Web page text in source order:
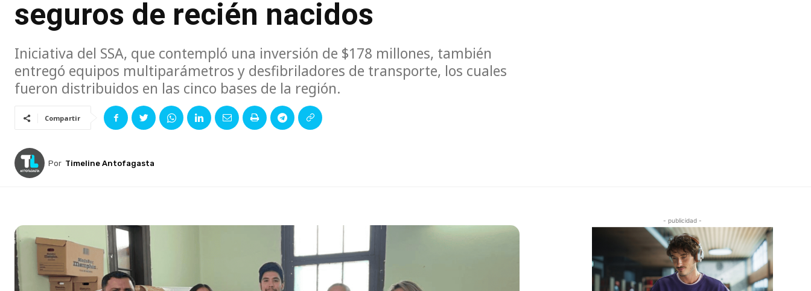
seguros de recién nacidos
Iniciativa del SSA, que contempló una inversión de $178 millones, también
entregó equipos multiparámetros y desfibriladores de transporte, los cuales
fueron distribuidos en las cinco bases de la región.
Compartir
Por Timeline Antofagasta
- publicidad -